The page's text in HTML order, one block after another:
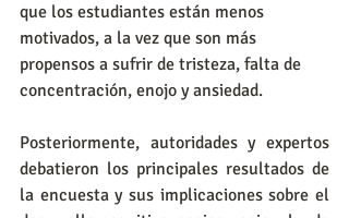
que los estudiantes están menos
motivados, a la vez que son más
propensos a sufrir de tristeza, falta de
concentración, enojo y ansiedad.
Posteriormente, autoridades y expertos
debatieron los principales resultados de
la encuesta y sus implicaciones sobre el